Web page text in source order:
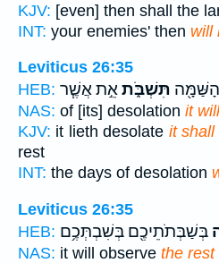
KJV: [even] then shall the
INT: your enemies' then will
Leviticus 26:35
HEB:
הָשַּׁמָּ֖ה תִּשְׁבֹּ֑תאֵ֣ת אֲשֶׁ֧ר
NAS: of [its] desolation it
KJV: it lieth desolate it shall
rest
INT: the days of desolation
Leviticus 26:35
HEB: בְּשַׁבְּתֹתֵיכֶ֖ם בְּשִׁבְתְּכֶ֥ם
NAS: it will observe the rest